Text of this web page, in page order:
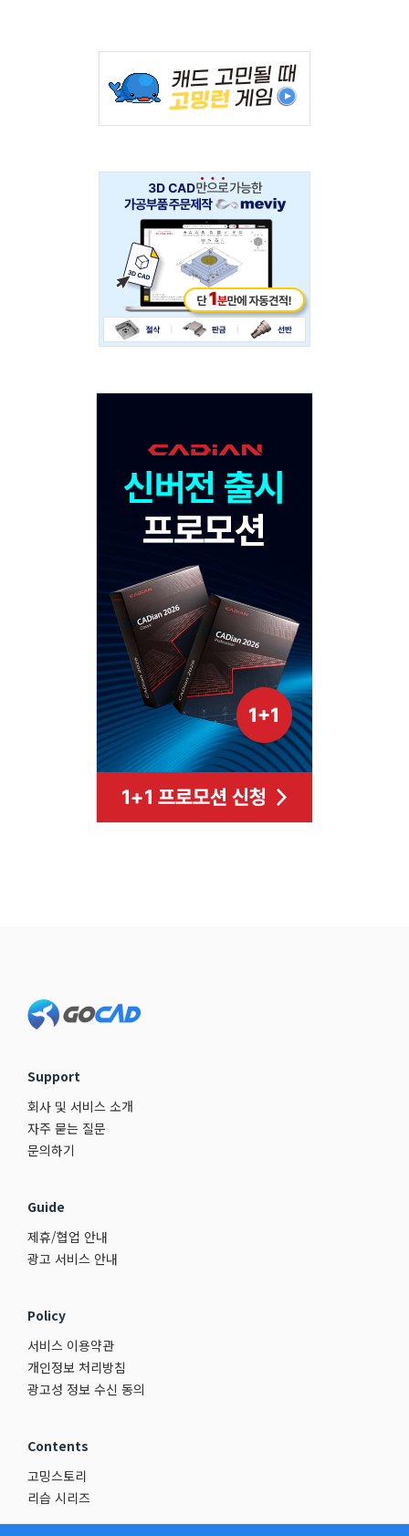
Support
회사 및 서비스 소개
자주 묻는 질문
문의하기
Guide
제휴/협업 안내
광고 서비스 안내
Policy
서비스 이용약관
개인정보 처리방침
광고성 정보 수신 동의
Contents
고밍스토리
리습 시리즈